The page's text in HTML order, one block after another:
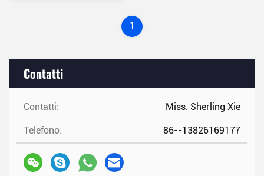
Contatti
Contatti: Miss. Sherling Xie
Telefono: 86--13826169177
1